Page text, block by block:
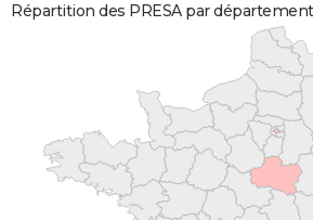
Répartition des PRESA par